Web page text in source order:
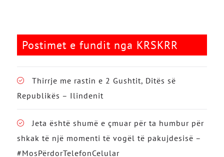
Postimet e fundit nga KRSKRR
Thirrje me rastin e 2 Gushtit, Ditës së
Republikës – Ilindenit
Jeta është shumë e çmuar për ta humbur për
shkak të një momenti të vogël të pakujdesisë –
#MosPërdorTelefonCelular